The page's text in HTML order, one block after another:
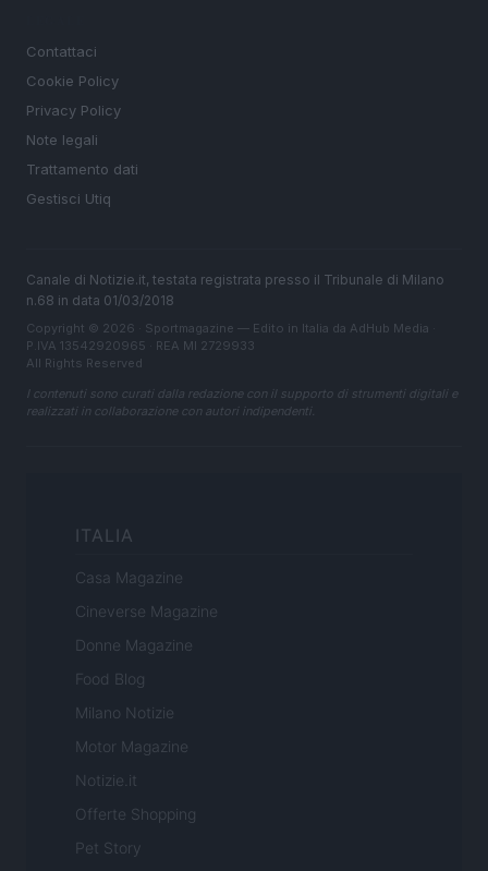
Contattaci
Cookie Policy
Privacy Policy
Note legali
Trattamento dati
Gestisci Utiq
Canale di Notizie.it, testata registrata presso il Tribunale di Milano
n.68 in data 01/03/2018
Copyright © 2026 · Sportmagazine — Edito in Italia da AdHub Media
P.IVA 13542920965 · REA MI 2729933
All Rights Reserved
I contenuti sono curati dalla redazione con il supporto di strumenti digitali e
realizzati in collaborazione con autori indipendenti.
ITALIA
Casa Magazine
Cineverse Magazine
Donne Magazine
Food Blog
Milano Notizie
Motor Magazine
Notizie.it
Offerte Shopping
Pet Story